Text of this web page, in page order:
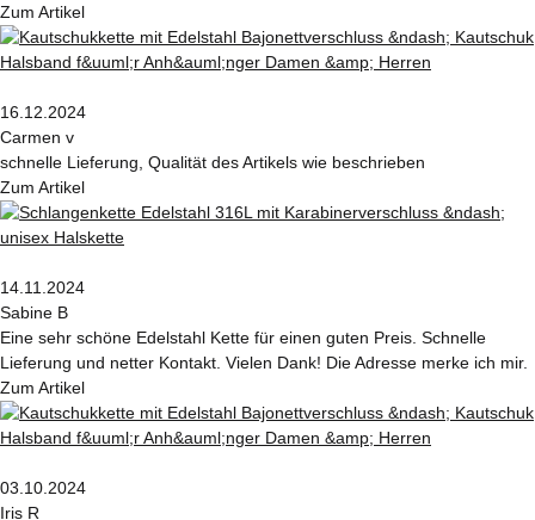
Zum Artikel
16.12.2024
Carmen v
schnelle Lieferung, Qualität des Artikels wie beschrieben
Zum Artikel
14.11.2024
Sabine B
Eine sehr schöne Edelstahl Kette für einen guten Preis. Schnelle
Lieferung und netter Kontakt. Vielen Dank! Die Adresse merke ich mir.
Zum Artikel
03.10.2024
Iris R